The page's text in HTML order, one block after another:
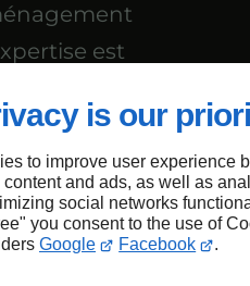
is our
to improve user experience
and ads, as well as
social networks
you consent to the use of
Google Facebook .
est